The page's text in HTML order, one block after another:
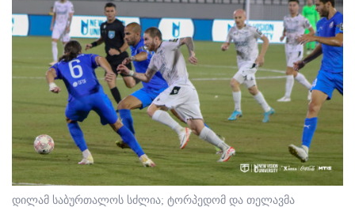
დილამ საბურთალოს სძლია; ტორპედომ და თელავმა